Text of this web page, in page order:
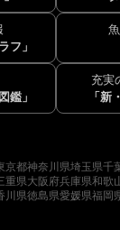
フ」
鑑」
充実
「新
京都神奈川県埼玉県千
重県大阪府兵庫県和歌
川県徳島県愛媛県福岡